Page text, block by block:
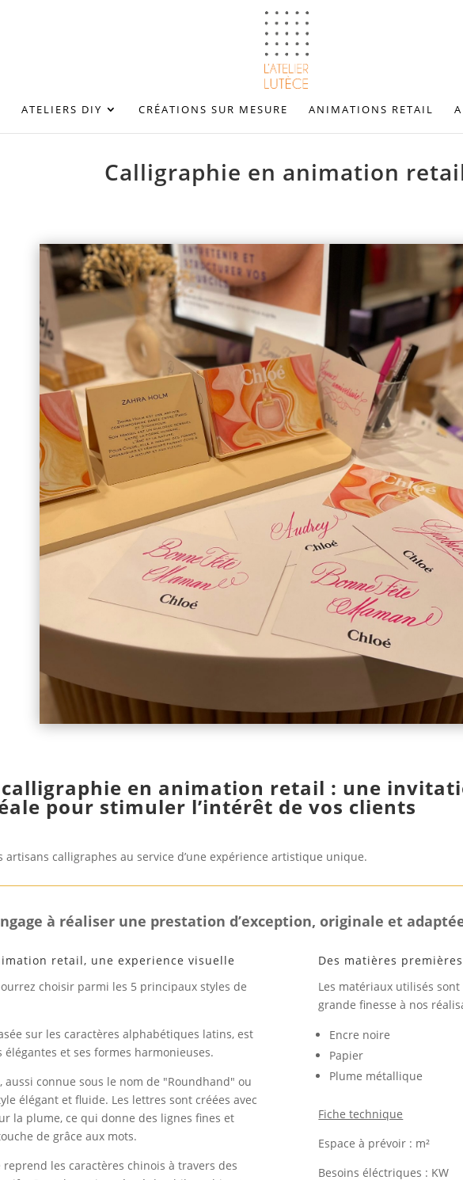
ATELIERS DIY CRÉATIONS SUR MESURE ANIMATIONS RETAIL
Calligraphie en animation
en animation retail : une
pour stimuler l’intérêt de vos clients
artisans calligraphes au service d’une expérience artistique unique.
à réaliser une prestation d’exception, originale et
retail, une experience visuelle
choisir parmi les 5 principaux styles de
sur les caractères alphabétiques latins, est
et ses formes harmonieuses.
aussi connue sous le nom de "Roundhand" ou
élégant et fluide. Les lettres sont créées avec
la plume, ce qui donne des lignes fines et
de grâce aux mots.
les caractères chinois à travers des
Des matières
Les matériaux utilisés
grande finesse à nos
Encre noire
Papier
Plume métallique
Fiche technique
Espace à prévoir : m²
Besoins éléctriques : KW